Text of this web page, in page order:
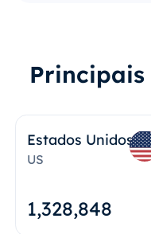
Estados Unidos
US
1,328,848